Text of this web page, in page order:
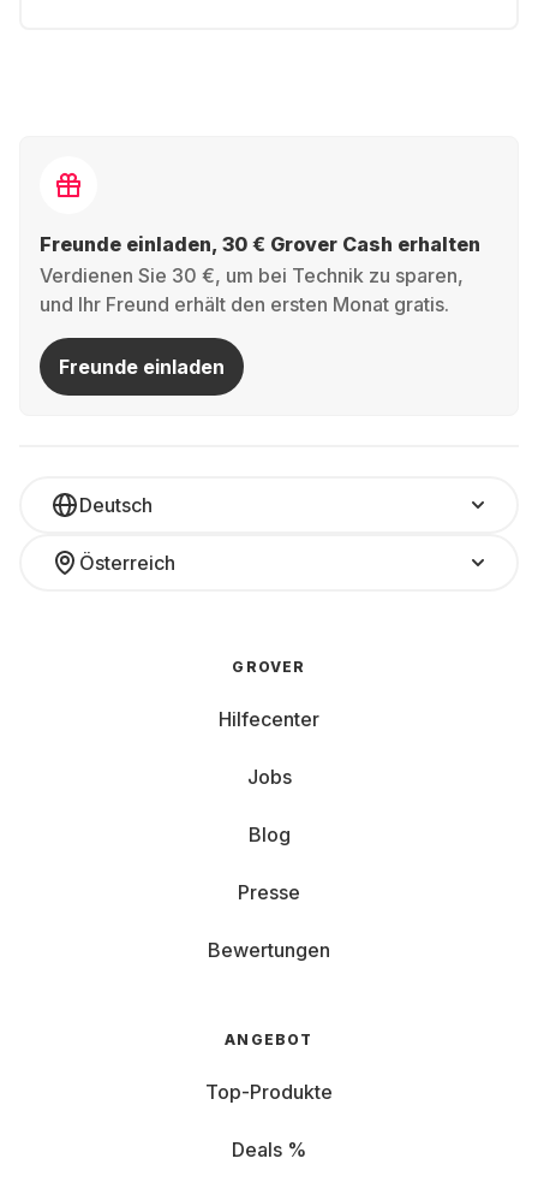
Freunde einladen, 30 € Grover Cash erhalten
Verdienen Sie 30 €, um bei Technik zu sparen,
und Ihr Freund erhält den ersten Monat gratis.
Freunde einladen
Deutsch
Österreich
GROVER
Hilfecenter
Jobs
Blog
Presse
Bewertungen
ANGEBOT
Top-Produkte
Deals %